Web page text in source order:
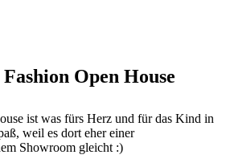
Open House
ist was fürs Herz und für das Kind in
weil es dort eher einer
Showroom gleicht :)